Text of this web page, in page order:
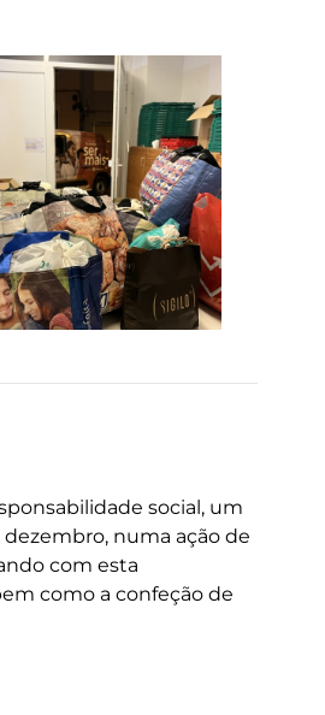
social, um
numa ação de
com esta
como a confeção de